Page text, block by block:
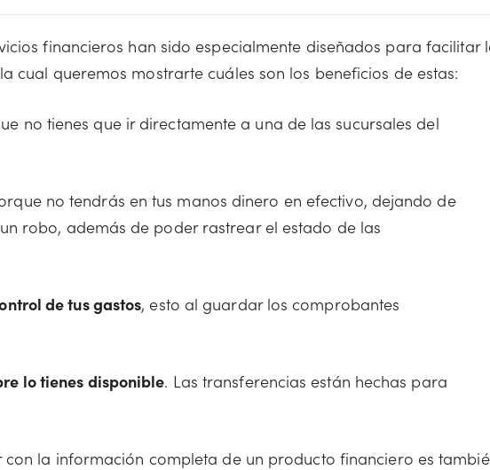
financieros han sido especialmente diseñados para facilitar
cual queremos mostrarte cuáles son los beneficios de estas:
no tienes que ir directamente a una de las sucursales del
no tendrás en tus manos dinero en efectivo, dejando de
robo, además de poder rastrear el estado de las
de tus gastos, esto al guardar los comprobantes
lo tienes disponible. Las transferencias están hechas para
la información completa de un producto financiero es